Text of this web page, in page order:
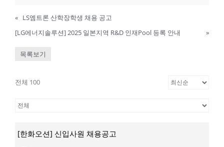
« LS엠트론 산학장학생 채용 공고
[LG에너지솔루션] 2025 일본지역 R&D 인재Pool 등록 안내
»
목록보기
전체 100
[한화오션] 신입사원 채용공고